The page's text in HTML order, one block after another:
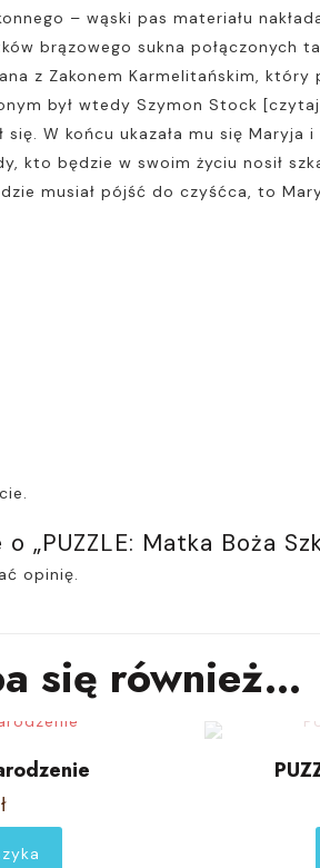
– wąski pas materiału
brązowego sukna połączonych
z Zakonem Karmelitańskim,
był wtedy Szymon Stock
się. W końcu ukazała mu się
kto będzie w swoim życiu nosił
musiał pójść do czyśćca, to
„PUZZLE: Matka Boża
opinię.
się również…